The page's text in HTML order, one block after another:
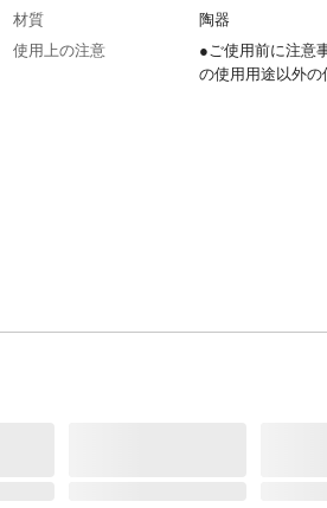
材質
陶器
使用上の注意
●ご使用前に注意
の使用用途以外の